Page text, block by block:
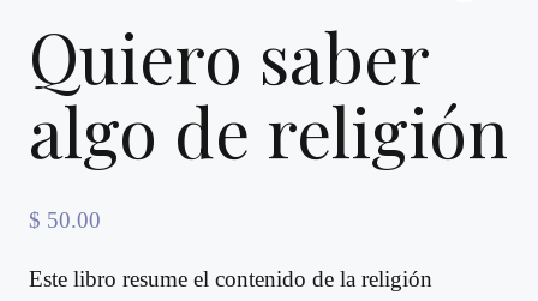
Quiero saber
algo de religión
$ 50.00
Este libro resume el contenido de la religión